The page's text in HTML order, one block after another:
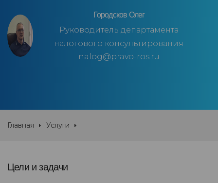
Городсков Олег
Руководитель департамента
налогового консультирования
nalog@pravo-ros.ru
Главная Услуги
Цели и задачи